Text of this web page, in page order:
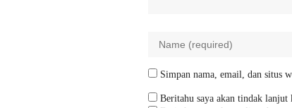
Simpan nama, email, dan situs
Beritahu saya akan tindak lanjut